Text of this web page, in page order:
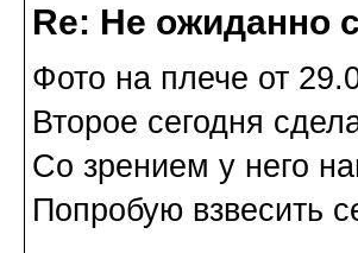
Re: Не ожиданно
Фото на плече от
Второе сегодня
Со зрением у него
Попробую взвесить